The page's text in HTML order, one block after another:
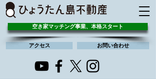
アクセス お問い合わせ
空き家マッチング事業、本格スタート